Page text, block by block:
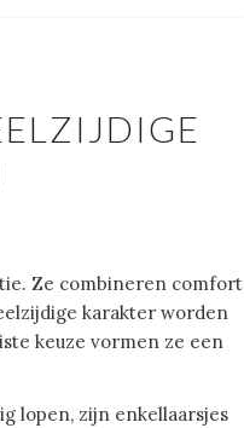
Ze combineren comfort
karakter worden
keuze vormen ze een
lopen, zijn enkellaarsjes